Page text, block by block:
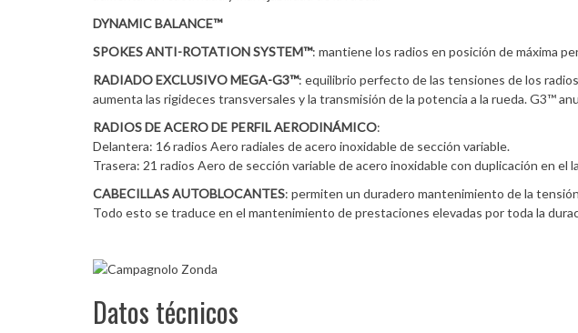
DYNAMIC BALANCE™
SPOKES ANTI-ROTATION SYSTEM™: mantiene los radios en posición de máxima
RADIADO EXCLUSIVO MEGA-G3™: equilibrio perfecto de las tensiones de los
aumenta las rigideces transversales y la transmisión de la potencia a la rueda. G3™
RADIOS DE ACERO DE PERFIL AERODINÁMICO:
Delantera: 16 radios Aero radiales de acero inoxidable de sección variable.
Trasera: 21 radios Aero de sección variable de acero inoxidable con duplicación en el
CABECILLAS AUTOBLOCANTES: permiten un duradero mantenimiento de la
Todo esto se traduce en el mantenimiento de prestaciones elevadas por toda la
Datos técnicos